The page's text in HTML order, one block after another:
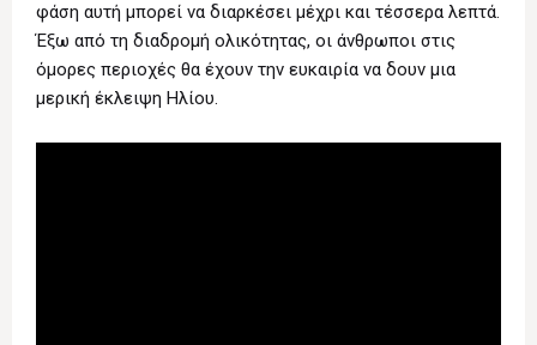
φάση αυτή μπορεί να διαρκέσει μέχρι και τέσσερα λεπτά.
Έξω από τη διαδρομή ολικότητας, οι άνθρωποι στις
όμορες περιοχές θα έχουν την ευκαιρία να δουν μια
μερική έκλειψη Ηλίου.